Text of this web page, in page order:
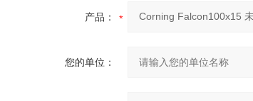
产品：
您的单位：